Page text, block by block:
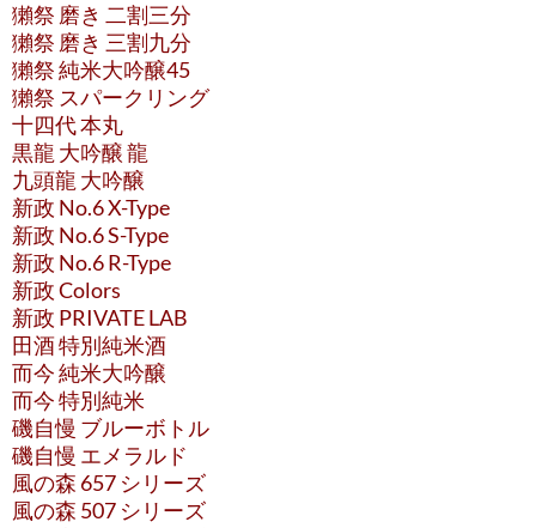
獺祭 磨き 二割三分
獺祭 磨き 三割九分
獺祭 純米大吟醸45
獺祭 スパークリング
十四代 本丸
黒龍 大吟醸 龍
九頭龍 大吟醸
新政 No.6 X-Type
新政 No.6 S-Type
新政 No.6 R-Type
新政 Colors
新政 PRIVATE LAB
田酒 特別純米酒
而今 純米大吟醸
而今 特別純米
磯自慢 ブルーボトル
磯自慢 エメラルド
風の森 657 シリーズ
風の森 507 シリーズ